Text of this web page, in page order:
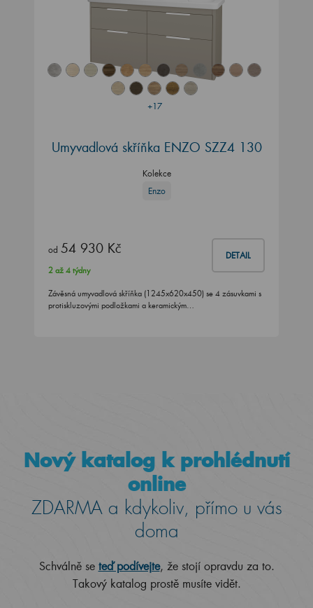
+17
Umyvadlová skříňka ENZO SZZ4 130
Kolekce
Enzo
od 54 930 Kč DETAIL
2 až 4 týdny
Závěsná umyvadlová skříňka (1245x620x450) se 4 zásuvkami s
protiskluzovými podložkami a keramickým…
Nový katalog k prohlédnutí
online
ZDARMA a kdykoliv, přímo u vás
doma
Schválně se teď podívejte, že stojí opravdu za to.
Takový katalog prostě musíte vidět.